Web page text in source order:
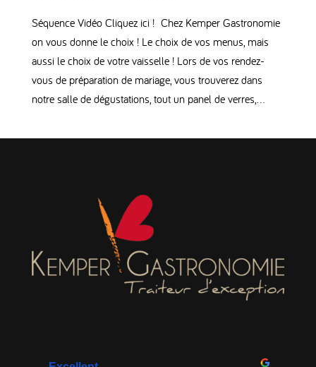
Séquence Vidéo Cliquez ici ! Chez Kemper Gastronomie
on vous donne le choix ! Le choix de vos menus, mais
aussi le choix de votre vaisselle ! Lors de vos rendez-
vous de préparation de mariage, vous trouverez dans
notre salle de dégustations, tout un panel de verres,...